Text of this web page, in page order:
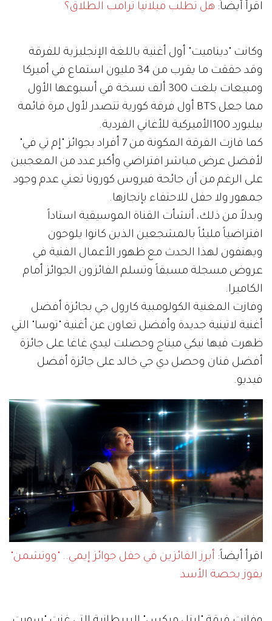
اقرأ أيضاً: هل تطلب ميلانيا ترامب الطلاق؟
وكانت "ديناميت" أول أغنية باللغة الإنجليزية للفرقة
وقد حققت ما يقرب من 34 مليون استماع في أميركا
ومبيعات بلغت 300 ألف نسخة في أسبوعها الأول
مما جعل BTS أول فرقة كورية تتصدر لأول مرة قائمة
بيلبورد 100الأميركية للأغاني الفردية.
كما فازت الفرقة المكونة من 7 أفراد بجوائز "إم تي في"
لأفضل عرض مباشر افتراضي وأكبر عدد من المعجبين
على الرغم من أن جائحة فيروس كورونا تعني عدم وجود
جمهور ولا حفل للاحتفاء بإنجازها.
وبدلاً من ذلك، أنشأت القناة الموسيقية استاداً
افتراضياً مليئاً بالمشجعين الذين كانوا يلوحون
ويهتفون لهذا الحدث مع ظهور الأعمال الفنية في
عروض مسجلة مسبقاً وتسلم الفائزون الجوائز أمام
الكاميرا.
وفازت المغنية الكولومبية كارول جي بجائزة أفضل
أغنية لاتينية جديدة وأفضل تعاون عن أغنية "توسا" التي
ظهرت فيها نيكي ميناج وحصلت ليدي غاغا على جائزة
أفضل فنان وحصل دي جي خالد على جائزة أفضل
فيديو.
اقرأ أيضاً: أبرز الفائزين في حفل جوائز إيمي.. "ووتشمن"
يفوز بحصة الأسد